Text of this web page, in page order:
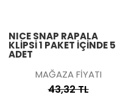
NICE SNAP RAPALA
KLİPSİ 1 PAKET IÇINDE 5
ADET
MAĞAZA FİYATI
43,32 TL